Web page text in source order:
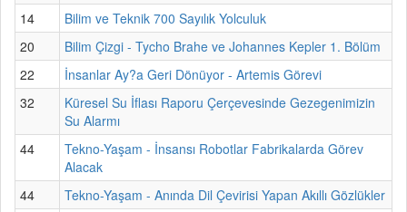
14
Bilim ve Teknik 700 Sayılık Yolculuk
20
Bilim Çizgi - Tycho Brahe ve Johannes Kepler 1. Bölüm
22
İnsanlar Ay?a Geri Dönüyor - Artemis Görevi
32
Küresel Su İflası Raporu Çerçevesinde Gezegenimizin
Su Alarmı
44
Tekno-Yaşam - İnsansı Robotlar Fabrikalarda Görev
Alacak
44
Tekno-Yaşam - Anında Dil Çevirisi Yapan Akıllı Gözlükler